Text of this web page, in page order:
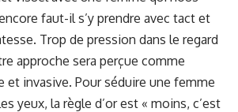
faut-il s’y prendre avec tact et
Trop de pression dans le regard
approche sera perçue comme
et invasive. Pour séduire une femme
yeux, la règle d’or est « moins, c’est